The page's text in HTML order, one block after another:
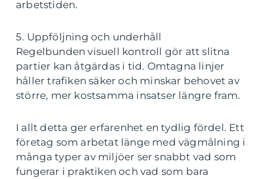
arbetstiden.
5. Uppföljning och underhåll
Regelbunden visuell kontroll gör att slitna
partier kan åtgärdas i tid. Omtagna linjer
håller trafiken säker och minskar behovet av
större, mer kostsamma insatser längre fram.
I allt detta ger erfarenhet en tydlig fördel. Ett
företag som arbetat länge med vägmålning i
många typer av miljöer ser snabbt vad som
fungerar i praktiken och vad som bara